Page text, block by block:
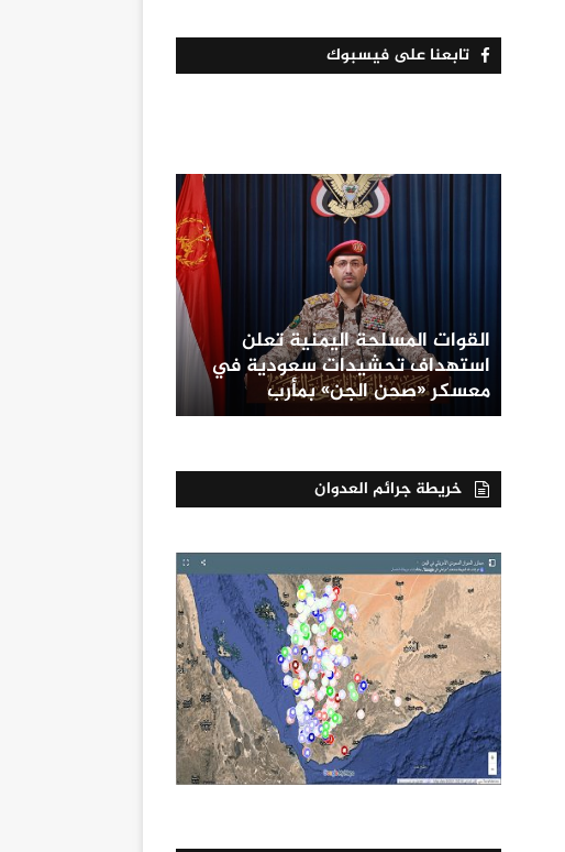
تابعنا على فيسبوك
القوات المسلحة اليمنية تعلن
استهداف تحشيدات سعودية في
معسكر «صحن الجن» بمأرب
خريطة جرائم العدوان